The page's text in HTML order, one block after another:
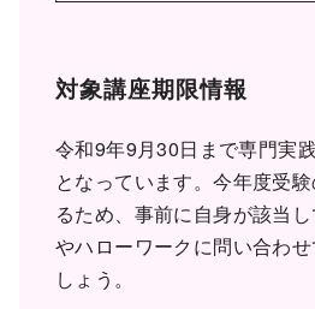
対象講座期限情報
令和9年9月30日まで専門実
となっています。今年度受
るため、事前に自身が該当
やハローワークに問い合わ
しょう。